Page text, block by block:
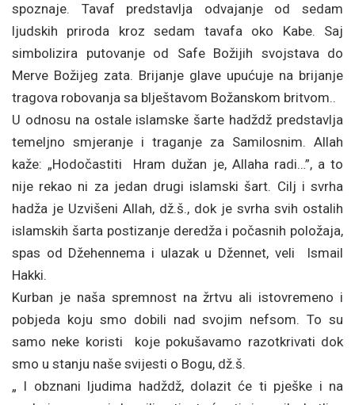
spoznaje. Tavaf predstavlja odvajanje od sedam
ljudskih priroda kroz sedam tavafa oko Kabe. Saj
simbolizira putovanje od Safe Božijih svojstava do
Merve Božijeg zata. Brijanje glave upućuje na brijanje
tragova robovanja sa blještavom Božanskom britvom..
U odnosu na ostale islamske šarte hadždž predstavlja
temeljno smjeranje i traganje za Samilosnim. Allah
kaže: „Hodočastiti Hram dužan je, Allaha radi…”, a to
nije rekao ni za jedan drugi islamski šart. Cilj i svrha
hadža je Uzvišeni Allah, dž.š., dok je svrha svih ostalih
islamskih šarta postizanje deredža i počasnih položaja,
spas od Džehennema i ulazak u Džennet, veli Ismail
Hakki.
Kurban je naša spremnost na žrtvu ali istovremeno i
pobjeda koju smo dobili nad svojim nefsom. To su
samo neke koristi koje pokušavamo razotkrivati dok
smo u stanju naše svijesti o Bogu, dž.š.
„ I obznani ljudima hadždž, dolazit će ti pješke i na